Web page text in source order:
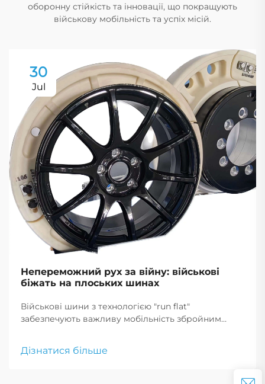
оборонну стійкість та інновації, що покращують
військову мобільність та успіх місій.
30
Jul
Непереможний рух за війну: військові
біжать на плоських шинах
Військові шини з технологією "run flat"
забезпечують важливу мобільність збройним
важливим для тактичних маневрів і екстрених
Дізнатися більше